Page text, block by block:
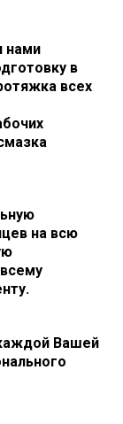
нами
в
всех
на всю
Вашей